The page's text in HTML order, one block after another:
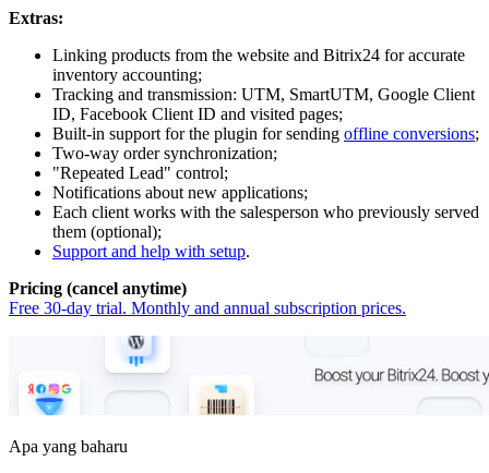
Extras:
Linking products from the website and Bitrix24 for accurate
inventory accounting;
Tracking and transmission: UTM, SmartUTM, Google Client
ID, Facebook Client ID and visited pages;
Built-in support for the plugin for sending offline conversions;
Two-way order synchronization;
"Repeated Lead" control;
Notifications about new applications;
Each client works with the salesperson who previously served
them (optional);
Support and help with setup.
Pricing (cancel anytime)
Free 30-day trial. Monthly and annual subscription prices.
Apa yang baharu